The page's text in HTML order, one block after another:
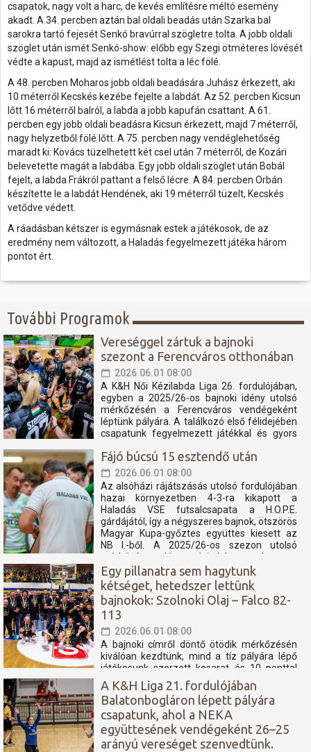
csapatok, nagy volt a harc, de kevés említésre méltó esemény
akadt. A 34. percben aztán bal oldali beadás után Szarka bal
sarokra tartó fejesét Senkó bravúrral szögletre tolta. A jobb oldali
szöglet után ismét Senkó-show: előbb egy Szegi ötméteres lövését
védte a kapust, majd az ismétlést tolta a léc fölé.
A 48. percben Moharos jobb oldali beadására Juhász érkezett, aki
10 méterről Kecskés kezébe fejelte a labdát. Az 52. percben Kicsun
lőtt 16 méterről balról, a labda a jobb kapufán csattant. A 61.
percben egy jobb oldali beadásra Kicsun érkezett, majd 7 méterről,
nagy helyzetből fölé lőtt. A 75. percben nagy vendéglehetőség
maradt ki: Kovács tüzelhetett két csel után 7 méterről, de Kozári
belevetette magát a labdába. Egy jobb oldali szöglet után Bobál
fejelt, a labda Frákról pattant a felső lécre. A 84. percben Orbán
készítette le a labdát Hendének, aki 19 méterről tüzelt, Kecskés
vetődve védett.
A ráadásban kétszer is egymásnak estek a játékosok, de az
eredmény nem változott, a Haladás fegyelmezett játéka három
pontot ért.
További Programok
Vereséggel zártuk a bajnoki
szezont a Ferencváros otthonában
2026.06.01 08:00
A K&H Női Kézilabda Liga 26. fordulójában,
egyben a 2025/26-os bajnoki idény utolsó
mérkőzésén a Ferencváros vendégeként
léptünk pályára. A találkozó első félidejében
csapatunk fegyelmezett játékkal és gyors
tabella második helyén álló fővárosi
együttessel....
Fájó búcsú 15 esztendő után
2026.06.01 08:00
Az alsóházi rájátszásás utolsó fordulójában
hazai környezetben 4-3-ra kikapott a
Haladás VSE futsalcsapata a H.O.P.E.
gárdájától, így a négyszeres bajnok, ötszörös
Magyar Kupa-győztes együttes kiesett az
NB I.-ből. A 2025/26-os szezon utolsó
mérkőzése előtt tudni lehetett, hogy a
Haladás számára még...
Egy pillanatra sem hagytunk
kétséget, hetedszer lettünk
bajnokok: Szolnoki Olaj – Falco 82-
113
2026.06.01 08:00
A bajnoki címről döntő ötödik mérkőzésén
kiválóan kezdtünk, mind a tíz pályára lépő
játékosunk szerzett kosarat és 10 ponttal
megléptünk. Aztán valóságos kosáresőt
zúdítottunk rájuk, a félidőben, 14 pont volt az
előnyünk. A harmadik játékrészben teljesen
szétestek a hazaiak, a hajrában pedig jól
menedzseltük...
A K&H Liga 21. fordulójában
Balatonbogláron lépett pályára
csapatunk, ahol a NEKA
együttesének vendégeként 26–25
arányú vereséget szenvedtünk.